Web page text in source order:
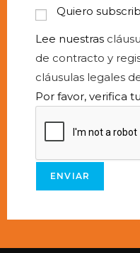
Quiero
Lee nuestras
de contracto y
cláusulas legales
Por favor, verifica
ENVIAR